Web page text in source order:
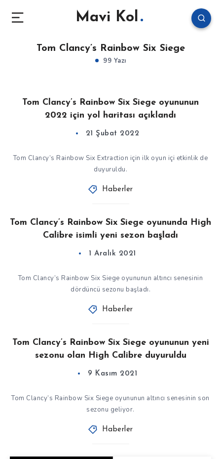
Mavi Kol
Tom Clancy’s Rainbow Six Siege
99 Yazı
Tom Clancy’s Rainbow Six Siege oyununun
2022 için yol haritası açıklandı
21 Şubat 2022
Tom Clancy’s Rainbow Six Extraction için ilk oyun içi etkinlik de
duyuruldu.
Haberler
Tom Clancy’s Rainbow Six Siege oyununda High
Calibre isimli yeni sezon başladı
1 Aralık 2021
Tom Clancy’s Rainbow Six Siege oyununun altıncı senesinin
dördüncü sezonu başladı.
Haberler
Tom Clancy’s Rainbow Six Siege oyununun yeni
sezonu olan High Calibre duyuruldu
9 Kasım 2021
Tom Clancy’s Rainbow Six Siege oyununun altıncı senesinin son
sezonu geliyor.
Haberler